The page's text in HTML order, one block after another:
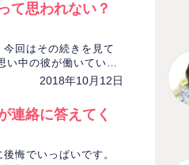
て思われない？
回はその続きを見て
い中の彼が働いている
2018年10月12日
連絡に答えてく
悔でいっぱいです。